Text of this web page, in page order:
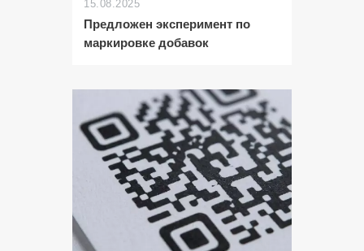
15.08.2025
Предложен эксперимент по
маркировке добавок